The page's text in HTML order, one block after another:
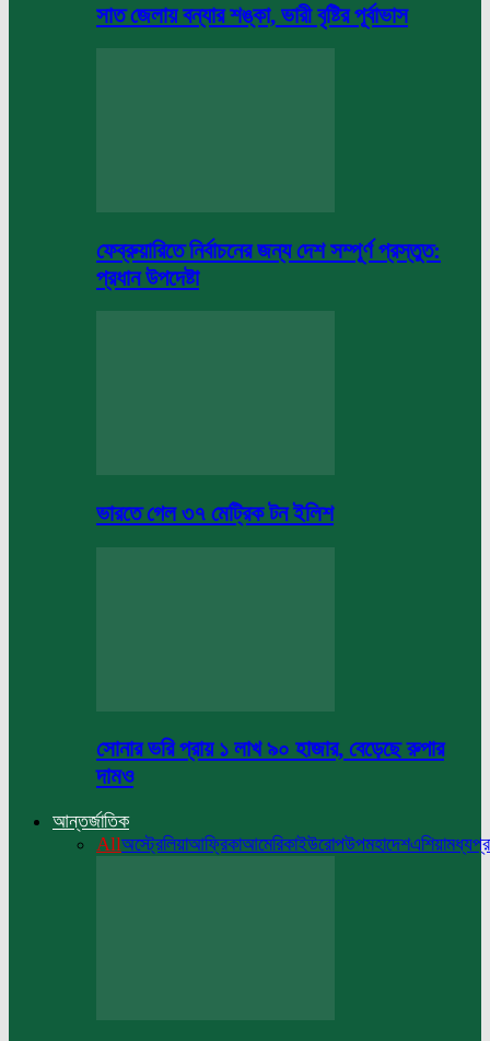
সাত জেলায় বন্যার শঙ্কা, ভারী বৃষ্টির পূর্বাভাস
ফেব্রুয়ারিতে নির্বাচনের জন্য দেশ সম্পূর্ণ প্রস্তুত:
প্রধান উপদেষ্টা
ভারতে গেল ৩৭ মেট্রিক টন ইলিশ
সোনার ভরি প্রায় ১ লাখ ৯০ হাজার, বেড়েছে রুপার
দামও
আন্তর্জাতিক
Allঅস্ট্রেলিয়াআফ্রিকাআমেরিকাইউরোপউপমহাদেশএশিয়া